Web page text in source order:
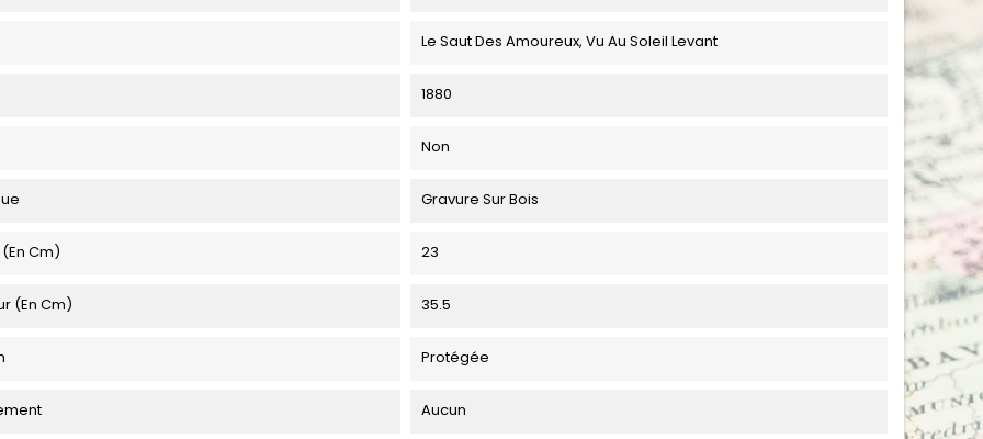
Le Saut Des Amoureux, Vu Au Soleil Levant
1880
Non
Gravure Sur Bois
Cm) 23
(en Cm) 35.5
Protégée
Aucun